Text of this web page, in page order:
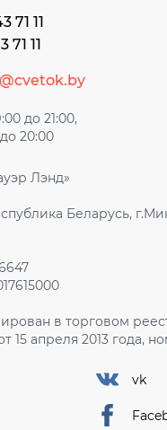
71 11
71 11
до 21:00,
20:00
Лэнд»
Беларусь,
в торговом
15 апреля 2013 года,
vk